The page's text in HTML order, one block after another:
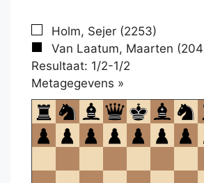
Holm, Sejer (2253)
Van Laatum, Maarten
Resultaat: 1/2-1/2
Metagegevens »
om
te
openen.